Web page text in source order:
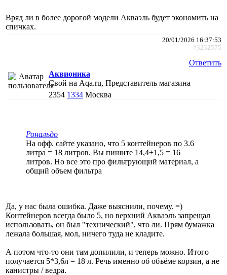
Вряд ли в более дорогой модели Акваэль будет экономить на
спичках.
20/01/2026 16:37:53
#3232575
Ответить
Аквионика
Свой на Aqa.ru, Представитель магазина
2354 1334 Москва
Рональдо
На офф. сайте указано, что 5 контейнеров по 3.6
литра = 18 литров. Вы пишите 14,4+1,5 = 16
литров. Но все это про фильтрующий материал, а
общий объем фильтра
Да, у нас была ошибка. Даже выяснили, почему. =)
Контейнеров всегда было 5, но верхний Акваэль запрещал
использовать, он был "технический", что ли. Прям бумажка
лежала большая, мол, ничего туда не кладите.
А потом что-то они там допилили, и теперь можно. Итого
получается 5*3,6л = 18 л. Речь именно об объёме корзин, а не
канистры / ведра.